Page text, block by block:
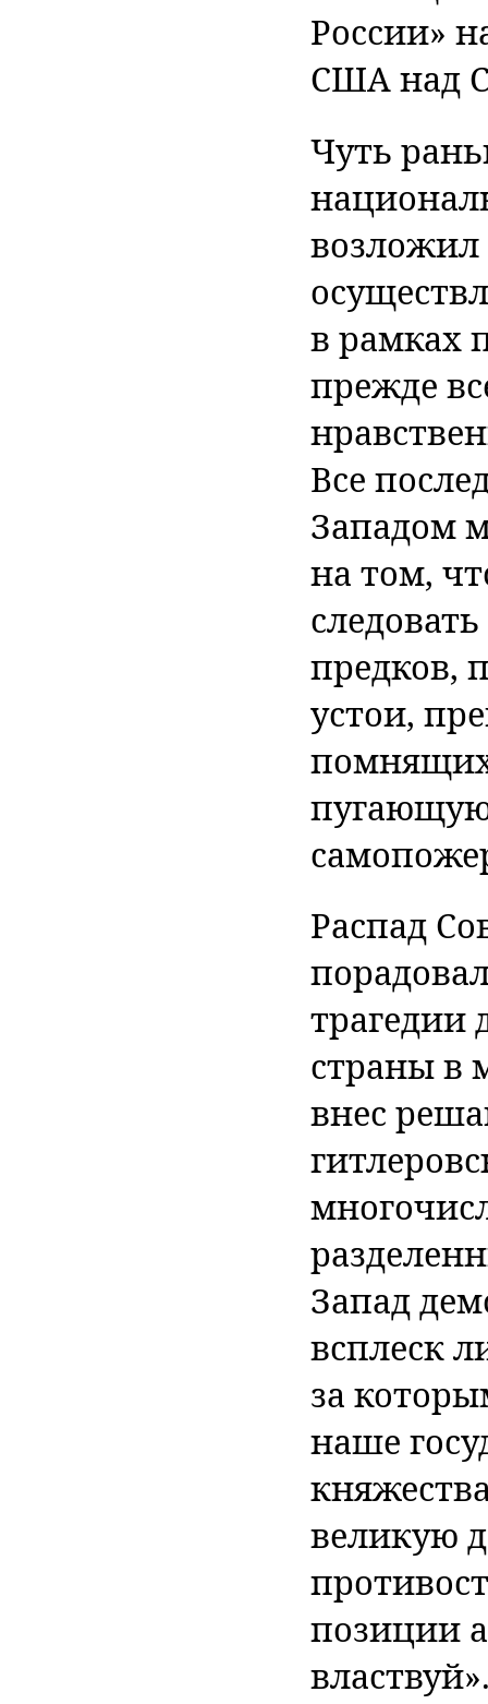
России»
США над
Чуть
в рамках
прежде
Все
Западом
на том,
предков,
устои,
помнящих
пугаю­щую
Распад
трагедии
страны в
внес
Запад
всплеск
за
наше
великую
позиции